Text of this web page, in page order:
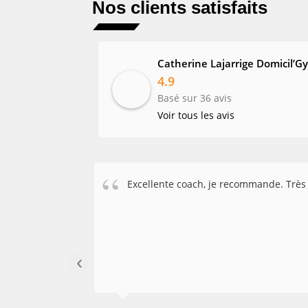
Nos clients satisfaits
Catherine Lajarrige
4.9
Basé sur36 avis
Voir tous les avis
Excellente coach, je recommande.
‹